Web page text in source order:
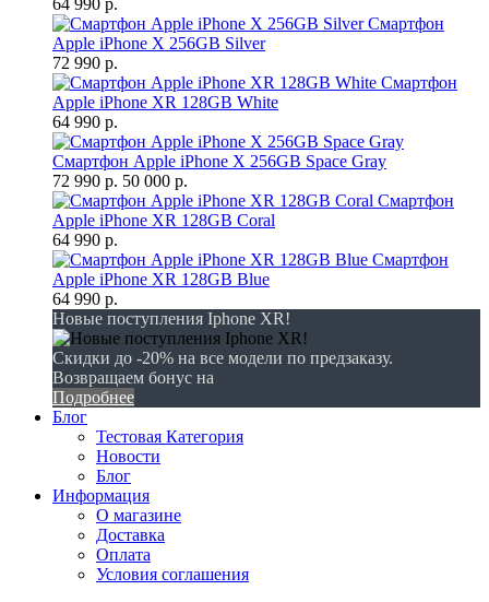
64 990 р.
Смартфон
Apple iPhone X 256GB Silver
72 990 р.
Смартфон
Apple iPhone XR 128GB White
64 990 р.
Смартфон Apple iPhone X 256GB Space Gray
72 990 р. 50 000 р.
Смартфон
Apple iPhone XR 128GB Coral
64 990 р.
Смартфон
Apple iPhone XR 128GB Blue
64 990 р.
Новые поступления Iphone XR!
Скидки до -20% на все модели по предзаказу.
Возвращаем бонус на
Подробнее
Блог
Тестовая Категория
Новости
Блог
Информация
О магазине
Доставка
Оплата
Условия соглашения